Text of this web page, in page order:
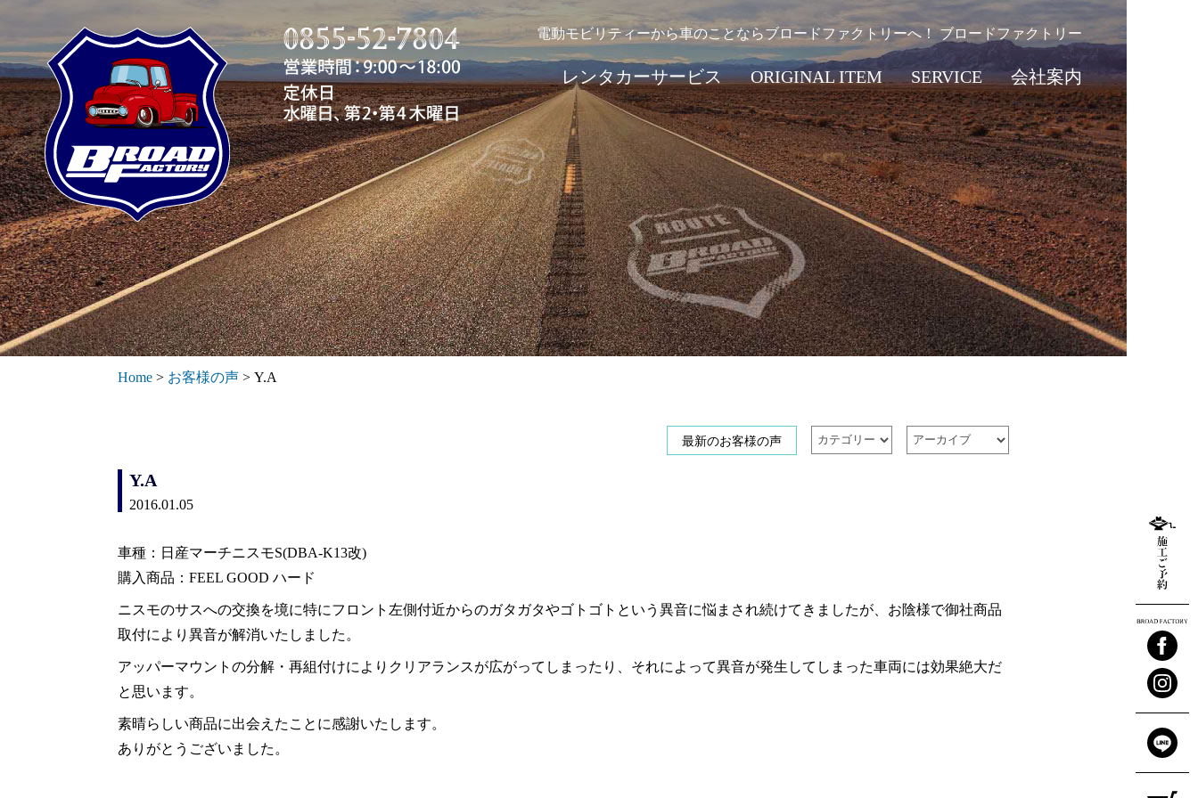
電動モビリティーから車のことならブロードファクトリーへ！ ブロードファクトリー
レンタカーサービス ORIGINAL ITEM SERVICE 会社案内
Home > お客様の声 > Y.A
最新のお客様の声
Y.A
2016.01.05
車種：日産マーチニスモS(DBA-K13改)
購入商品：FEEL GOOD ハード
ニスモのサスへの交換を境に特にフロント左側付近からのガタガタやゴトゴトという異音に悩まされ続けてきましたが、お陰様で御社商品
取付により異音が解消いたしました。
アッパーマウントの分解・再組付けによりクリアランスが広がってしまったり、それによって異音が発生してしまった車両には効果絶大だ
と思います。
素晴らしい商品に出会えたことに感謝いたします。
ありがとうございました。